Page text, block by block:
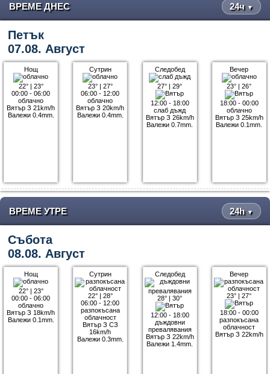
ВРЕМЕ ДНЕС 24ч ▼
Петък
07.08. Август
Нощ
22°| 23°
00:00 - 06:00
облачно
Вятър З 21km/h
Валежи 0.4mm.
Сутрин
23°| 27°
06:00 - 12:00
облачно
Вятър З 20km/h
Валежи 0.4mm.
Следобед
27° |29°
12:00 - 18:00
слаб дъжд
Вятър З 26km/h
Валежи 0.7mm.
Вечер
23° |26°
18:00 - 00:00
облачно
Вятър З 25km/h
Валежи 0.1mm.
ВРЕМЕ УТРЕ 24h ▼
Събота
08.08. Август
Нощ
22°| 23°
00:00 - 06:00
облачно
Вятър З 18km/h
Валежи 0.1mm.
Сутрин
22°| 28°
06:00 - 12:00
разпокъсана
облачност
Вятър З СЗ
16km/h
Валежи 0.3mm.
Следобед
28° |30°
12:00 - 18:00
дъждовни
превалявания
Вятър З 22km/h
Валежи 1.4mm.
Вечер
23° |27°
18:00 - 00:00
разпокъсана
облачност
Вятър З 22km/h